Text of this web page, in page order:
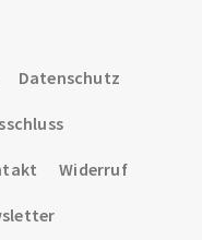
Datenschutz
Widerruf